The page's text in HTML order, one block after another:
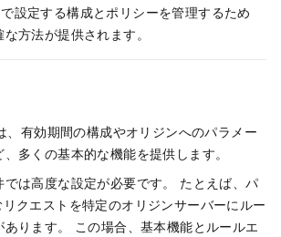
設定する構成とポリシーを管理するため
方法が提供されます。
、有効期間の構成やオリジンへのパラメー
多くの基本的な機能を提供します。
は高度な設定が必要です。 たとえば、パ
クエストを特定のオリジンサーバーにルー
ります。 この場合、基本機能とルールエ